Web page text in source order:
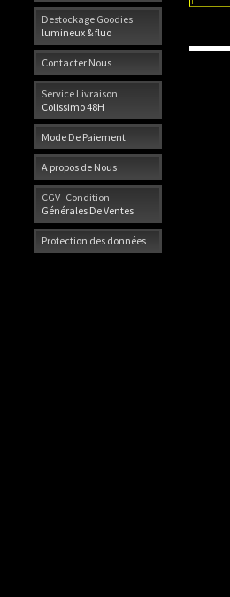
Destockage Goodies
lumineux & fluo
Contacter Nous
Service Livraison
Colissimo 48H
Mode De Paiement
A propos de Nous
CGV- Condition
Générales De Ventes
Protection des données